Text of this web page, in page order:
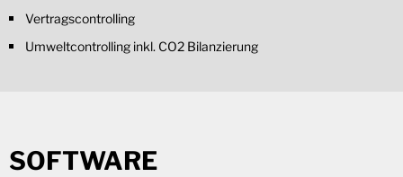
Vertragscontrolling
Umweltcontrolling inkl. CO2 Bilanzierung
SOFTWARE